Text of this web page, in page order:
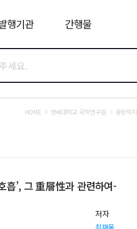
행기관 간행물
HOME 연세대학교 국학연구원 동방학지
흡’, 그 重層性과 관련하여-
저자